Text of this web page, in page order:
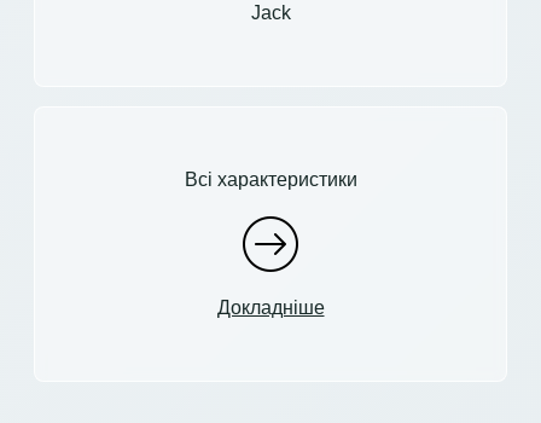
Jack
Всі характеристики
Докладніше